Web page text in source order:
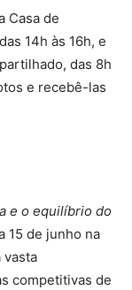
Casa de
14h às 16h, e
das 8h
e recebê-las
e o equilíbrio do
15 de junho na
vasta
competitivas de